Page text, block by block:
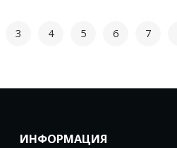
3 4 5 6 7
ИНФОРМАЦИЯ